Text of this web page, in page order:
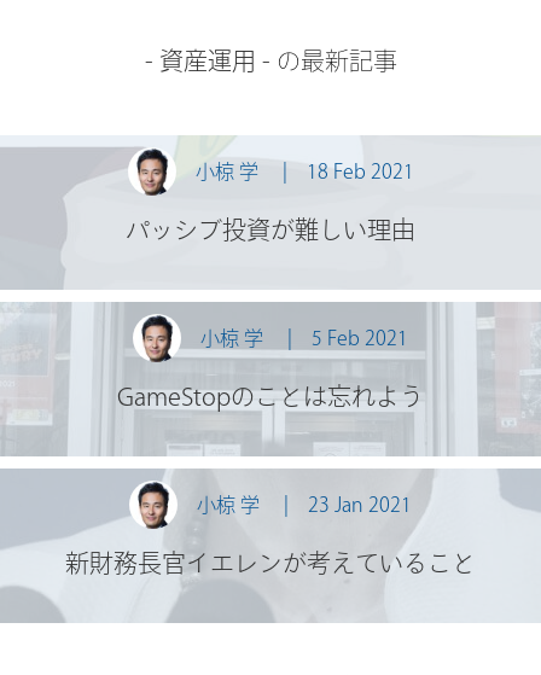
- 資産運用 - の最新記事
小椋 学 18 Feb 2021
パッシブ投資が難しい理由
小椋 学 5 Feb 2021
GameStopのことは忘れよう
小椋 学 23 Jan 2021
新財務長官イエレンが考えていること